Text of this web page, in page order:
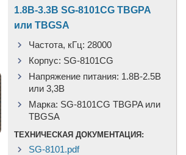
1.8В-3.3В SG-8101CG TBGPA
или TBGSA
Частота, кГц: 28000
Корпус: SG-8101CG
Напряжение питания: 1.8В-2.5B
или 3,3B
Марка: SG-8101CG TBGPA или
TBGSA
ТЕХНИЧЕСКАЯ ДОКУМЕНТАЦИЯ:
SG-8101.pdf